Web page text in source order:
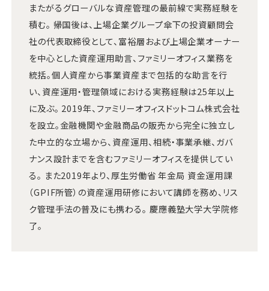
またがるグローバルな資産管理の最前線で実務経験を
積む。 帰国後は、上場企業グループ傘下の投資顧問会
社の代表取締役として、富裕層および上場企業オーナー
を中心とした資産運用助言、ファミリーオフィス業務を
統括。個人資産から事業資産まで包括的な助言を行
い、資産運用・管理領域における実務経験は25年以上
に及ぶ。 2019年、ファミリーオフィスドットコム株式会社
を設立。金融機関や金融商品の販売から完全に独立し
た中立的な立場から、資産運用、相続・事業承継、ガバ
ナンス設計までを含むファミリーオフィスを提供してい
る。 また2019年より、厚生労働省 年金局 資金運用課
（GPIF所管）の資産運用研修において講師を務め、リス
ク管理手法の普及にも携わる。 慶應義塾大学大学院修
了。